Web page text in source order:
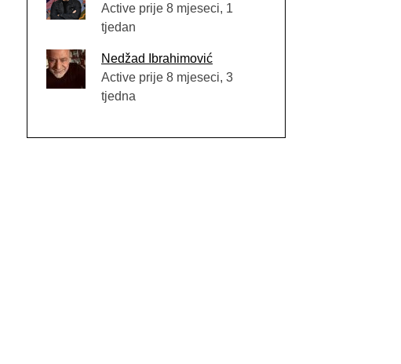
Active prije 8 mjeseci, 1
tjedan
Nedžad Ibrahimović
Active prije 8 mjeseci, 3
tjedna